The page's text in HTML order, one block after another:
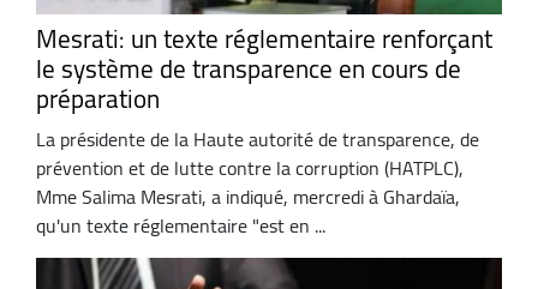
Mesrati: un texte réglementaire renforçant
le système de transparence en cours de
préparation
La présidente de la Haute autorité de transparence, de
prévention et de lutte contre la corruption (HATPLC),
Mme Salima Mesrati, a indiqué, mercredi à Ghardaïa,
qu'un texte réglementaire "est en ...